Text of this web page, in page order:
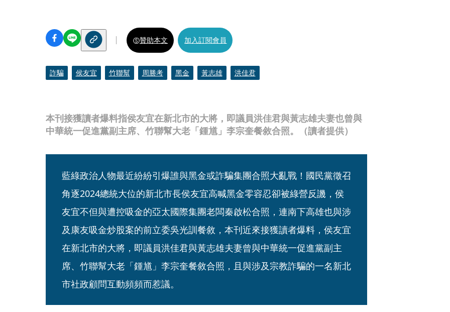
本刊接獲讀者爆料指侯友宜在新北市的大將，即議員洪佳君與黃志雄夫妻也曾與
中華統一促進黨副主席、竹聯幫大老「鍾馗」李宗奎餐敘合照。（讀者提供）
贊助本文 加入訂閱會員
詐騙 侯友宜 竹聯幫 周勝考 黑金 黃志雄 洪佳君
藍綠政治人物最近紛紛引爆誰與黑金或詐騙集團合照大亂戰！國民黨徵召
角逐2024總統大位的新北市長侯友宜高喊黑金零容忍卻被綠營反譏，侯
友宜不但與遭控吸金的亞太國際集團老闆秦啟松合照，連南下高雄也與涉
及康友吸金炒股案的前立委吳光訓餐敘，本刊近來接獲讀者爆料，侯友宜
在新北市的大將，即議員洪佳君與黃志雄夫妻曾與中華統一促進黨副主
席、竹聯幫大老「鍾馗」李宗奎餐敘合照，且與涉及宗教詐騙的一名新北
市社政顧問互動頻頻而惹議。